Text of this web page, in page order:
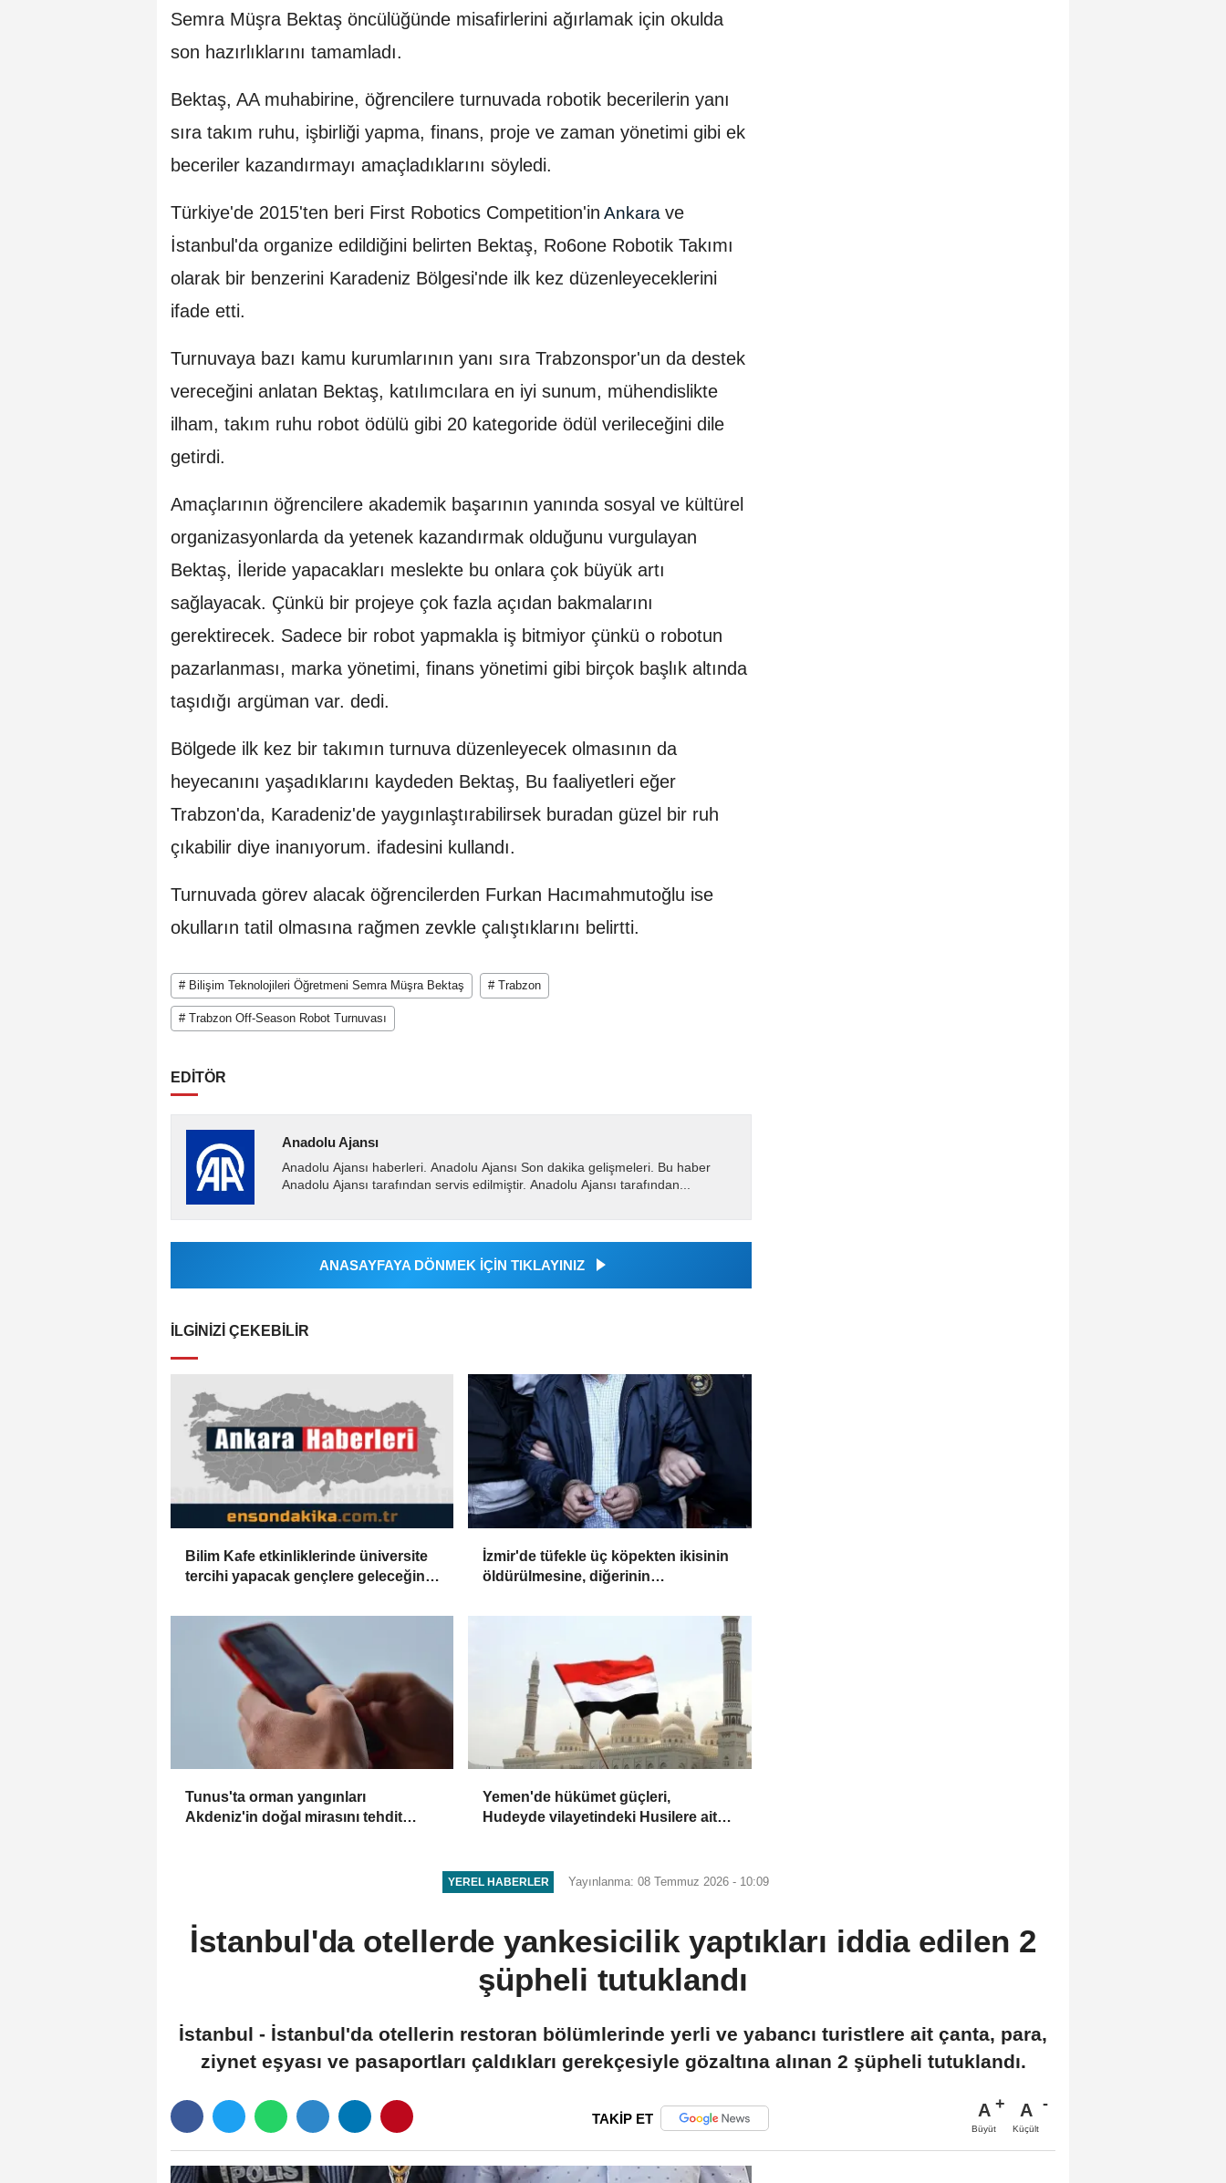
Semra Müşra Bektaş öncülüğünde misafirlerini ağırlamak için okulda
son hazırlıklarını tamamladı.
Bektaş, AA muhabirine, öğrencilere turnuvada robotik becerilerin yanı
sıra takım ruhu, işbirliği yapma, finans, proje ve zaman yönetimi gibi ek
beceriler kazandırmayı amaçladıklarını söyledi.
Türkiye'de 2015'ten beri First Robotics Competition'in Ankara ve
İstanbul'da organize edildiğini belirten Bektaş, Ro6one Robotik Takımı
olarak bir benzerini Karadeniz Bölgesi'nde ilk kez düzenleyeceklerini
ifade etti.
Turnuvaya bazı kamu kurumlarının yanı sıra Trabzonspor'un da destek
vereceğini anlatan Bektaş, katılımcılara en iyi sunum, mühendislikte
ilham, takım ruhu robot ödülü gibi 20 kategoride ödül verileceğini dile
getirdi.
Amaçlarının öğrencilere akademik başarının yanında sosyal ve kültürel
organizasyonlarda da yetenek kazandırmak olduğunu vurgulayan
Bektaş, İleride yapacakları meslekte bu onlara çok büyük artı
sağlayacak. Çünkü bir projeye çok fazla açıdan bakmalarını
gerektirecek. Sadece bir robot yapmakla iş bitmiyor çünkü o robotun
pazarlanması, marka yönetimi, finans yönetimi gibi birçok başlık altında
taşıdığı argüman var. dedi.
Bölgede ilk kez bir takımın turnuva düzenleyecek olmasının da
heyecanını yaşadıklarını kaydeden Bektaş, Bu faaliyetleri eğer
Trabzon'da, Karadeniz'de yaygınlaştırabilirsek buradan güzel bir ruh
çıkabilir diye inanıyorum. ifadesini kullandı.
Turnuvada görev alacak öğrencilerden Furkan Hacımahmutoğlu ise
okulların tatil olmasına rağmen zevkle çalıştıklarını belirtti.
# Bilişim Teknolojileri Öğretmeni Semra Müşra Bektaş # Trabzon
# Trabzon Off-Season Robot Turnuvası
EDİTÖR
Anadolu Ajansı
Anadolu Ajansı haberleri. Anadolu Ajansı Son dakika gelişmeleri. Bu haber
Anadolu Ajansı tarafından servis edilmiştir. Anadolu Ajansı tarafından...
ANASAYFAYA DÖNMEK İÇİN TIKLAYINIZ
İLGINIZI ÇEKEBILIR
Bilim Kafe etkinliklerinde üniversite
tercihi yapacak gençlere geleceğin
İzmir'de tüfekle üç köpekten ikisinin
öldürülmesine, diğerinin
yakalandı
Tunus'ta orman yangınları
Akdeniz'in doğal mirasını tehdit
Yemen'de hükümet güçleri,
Hudeyde vilayetindeki Husilere ait
YEREL HABERLER Yayınlanma: 08 Temmuz 2026 - 10:09
İstanbul'da otellerde yankesicilik yaptıkları iddia edilen 2
şüpheli tutuklandı
İstanbul - İstanbul'da otellerin restoran bölümlerinde yerli ve yabancı turistlere ait çanta, para,
ziynet eşyası ve pasaportları çaldıkları gerekçesiyle gözaltına alınan 2 şüpheli tutuklandı.
TAKİP ET A
Büyüt
A
Küçült